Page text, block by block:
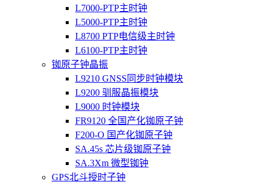
L7000-PTP主时钟
L5000-PTP主时钟
L8700 PTP电信级主时钟
L6100-PTP主时钟
铷原子钟晶振
L9210 GNSS同步时钟模块
L9200 驯服晶振模块
L9000 时钟模块
FR9120 全国产化铷原子钟
F200-O 国产化铷原子钟
SA.45s 芯片级铷原子钟
SA.3Xm 微型铷钟
GPS北斗授时子钟